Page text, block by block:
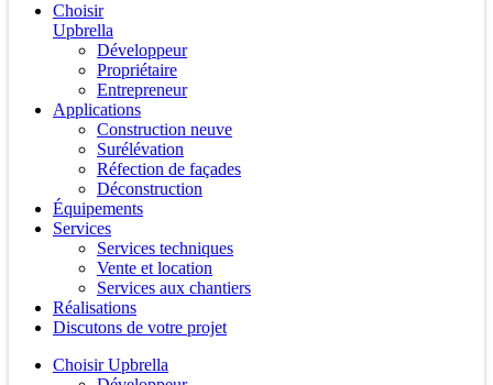
Choisir
Upbrella
Développeur
Propriétaire
Entrepreneur
Applications
Construction neuve
Surélévation
Réfection de façades
Déconstruction
Équipements
Services
Services techniques
Vente et location
Services aux chantiers
Réalisations
Discutons de votre projet
Choisir Upbrella